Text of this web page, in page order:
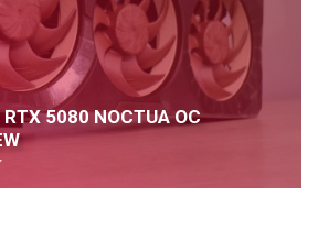
RTX 5080 NOCTUA OC